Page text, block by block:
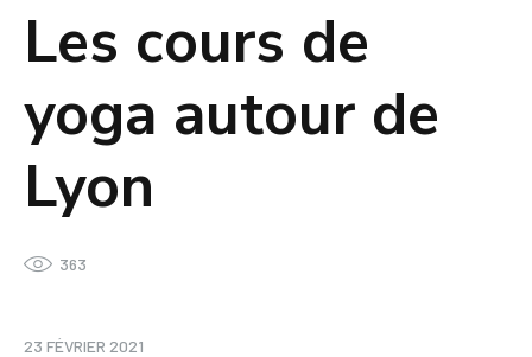
Les cours de
yoga autour de
Lyon
363
23 FÉVRIER 2021